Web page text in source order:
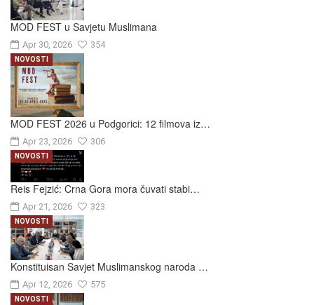
MOD FEST u Savjetu Muslimana
Apr 30, 2026 354
MOD FEST 2026 u Podgorici: 12 filmova iz…
Apr 23, 2026 306
NOVOSTI
Reis Fejzić: Crna Gora mora čuvati stabi…
Apr 21, 2026 323
NOVOSTI
Konstituisan Savjet Muslimanskog naroda …
Apr 12, 2026 575
NOVOSTI
NOVOSTI